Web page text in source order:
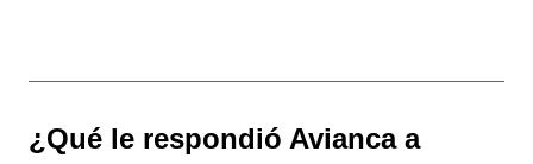
¿Qué le respondió Avianca a